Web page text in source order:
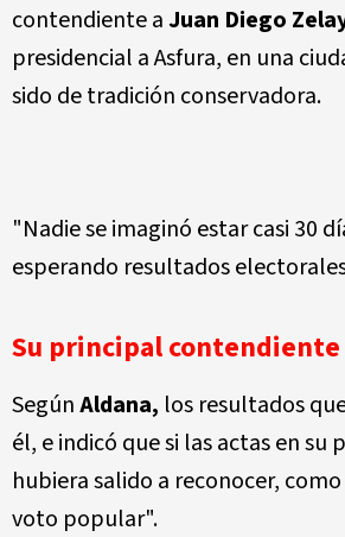
contendiente aJuan Diego
presidencial a Asfura, en una
sido de tradición conservadora.
"Nadie se imaginó estar casi 30
esperando resultados
Su principal
SegúnAldana, los resultados
él, e indicó que si las actas en
hubiera salido a reconocer,
voto popular".